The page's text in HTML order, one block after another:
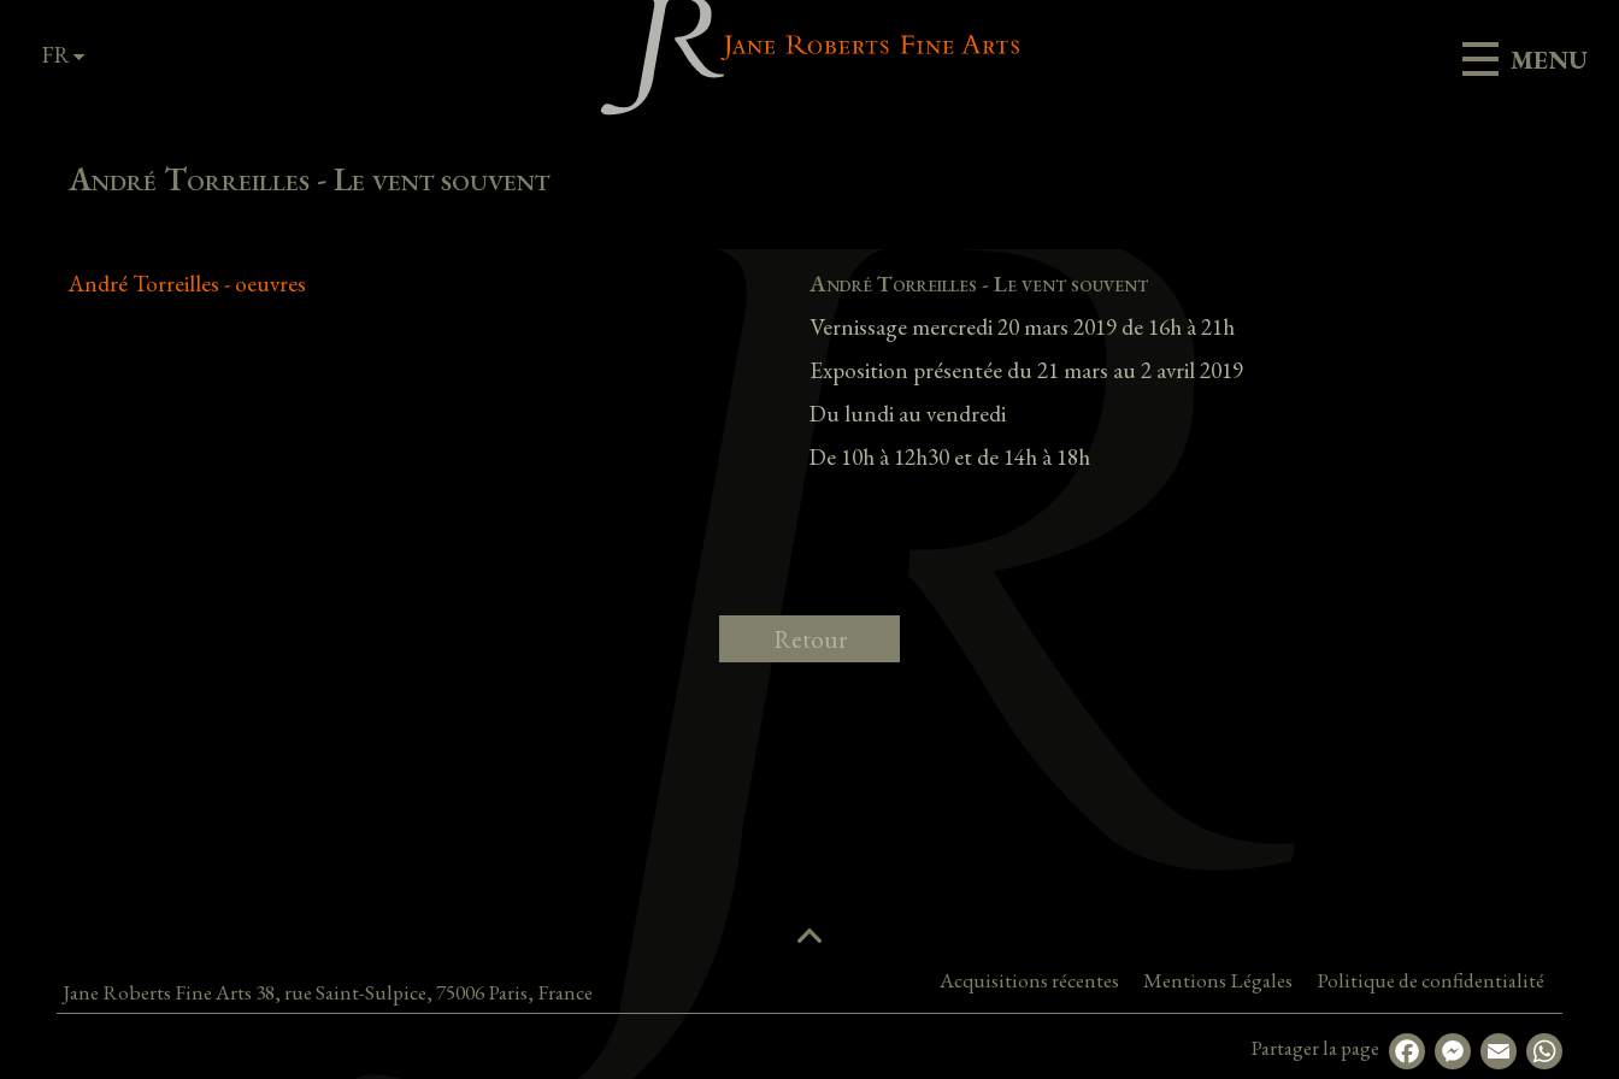
MENU
FR
André Torreilles - Le vent souvent
André Torreilles - oeuvres
André Torreilles - Le vent souvent
Vernissage mercredi 20 mars 2019 de 16h à 21h
Exposition présentée du 21 mars au 2 avril 2019
Du lundi au vendredi
De 10h à 12h30 et de 14h à 18h
Retour
Jane Roberts Fine Arts 38, rue Saint-Sulpice,75006Paris, France Acquisitions récentes Mentions Légales Politique de confidentialité
Partager la page